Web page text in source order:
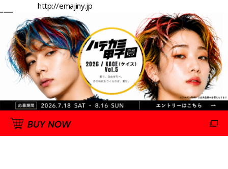
http://emajiny.jp